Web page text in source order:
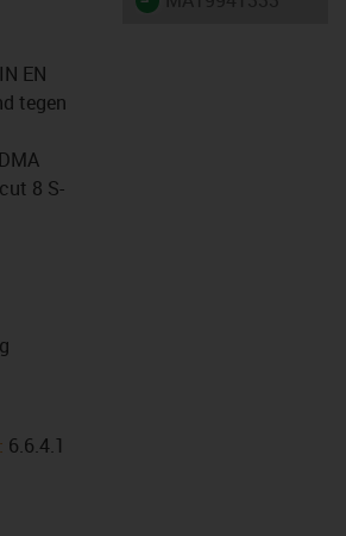
EN
tegen
8 S-
6.6.4.1